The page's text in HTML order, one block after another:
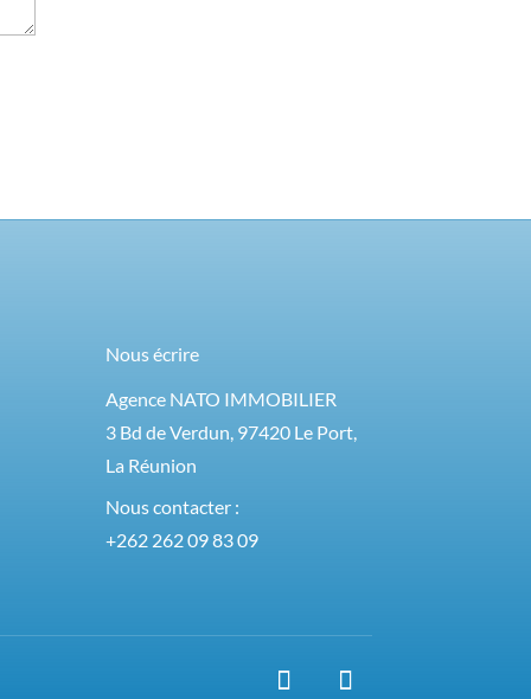
Nous écrire
Agence NATO IMMOBILIER
3 Bd de Verdun, 97420 Le Port,
La Réunion
Nous contacter :
+262 262 09 83 09